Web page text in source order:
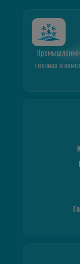
техника и